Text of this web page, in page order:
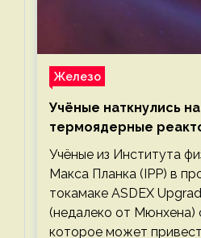
Железо
Учёные наткнулись
термоядерные
компактными или
Учёные из Института
Макса Планка (IPP) в
токамаке ASDEX
(недалеко от Мюнхена)
которое может